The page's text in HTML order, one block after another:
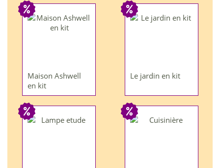
Maison Ashwell
en kit
Le jardin en kit